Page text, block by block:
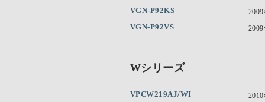
VGN-P92KS
VGN-P92VS
Wシリーズ
VPCW219AJ/WI